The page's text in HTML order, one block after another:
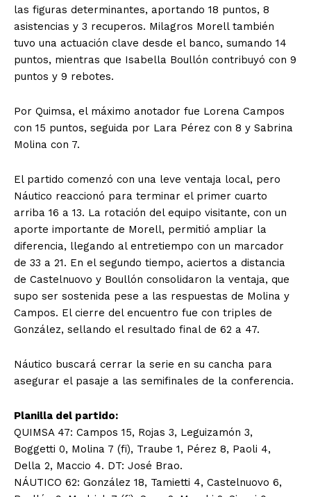
las figuras determinantes, aportando 18 puntos, 8
asistencias y 3 recuperos. Milagros Morell también
tuvo una actuación clave desde el banco, sumando 14
puntos, mientras que Isabella Boullón contribuyó con 9
puntos y 9 rebotes.
Por Quimsa, el máximo anotador fue Lorena Campos
con 15 puntos, seguida por Lara Pérez con 8 y Sabrina
Molina con 7.
El partido comenzó con una leve ventaja local, pero
Náutico reaccionó para terminar el primer cuarto
arriba 16 a 13. La rotación del equipo visitante, con un
aporte importante de Morell, permitió ampliar la
diferencia, llegando al entretiempo con un marcador
de 33 a 21. En el segundo tiempo, aciertos a distancia
de Castelnuovo y Boullón consolidaron la ventaja, que
supo ser sostenida pese a las respuestas de Molina y
Campos. El cierre del encuentro fue con triples de
González, sellando el resultado final de 62 a 47.
Náutico buscará cerrar la serie en su cancha para
asegurar el pasaje a las semifinales de la conferencia.
Planilla del partido:
QUIMSA 47: Campos 15, Rojas 3, Leguizamón 3,
Boggetti 0, Molina 7 (fi), Traube 1, Pérez 8, Paoli 4,
Della 2, Maccio 4. DT: José Brao.
NÁUTICO 62: González 18, Tamietti 4, Castelnuovo 6,